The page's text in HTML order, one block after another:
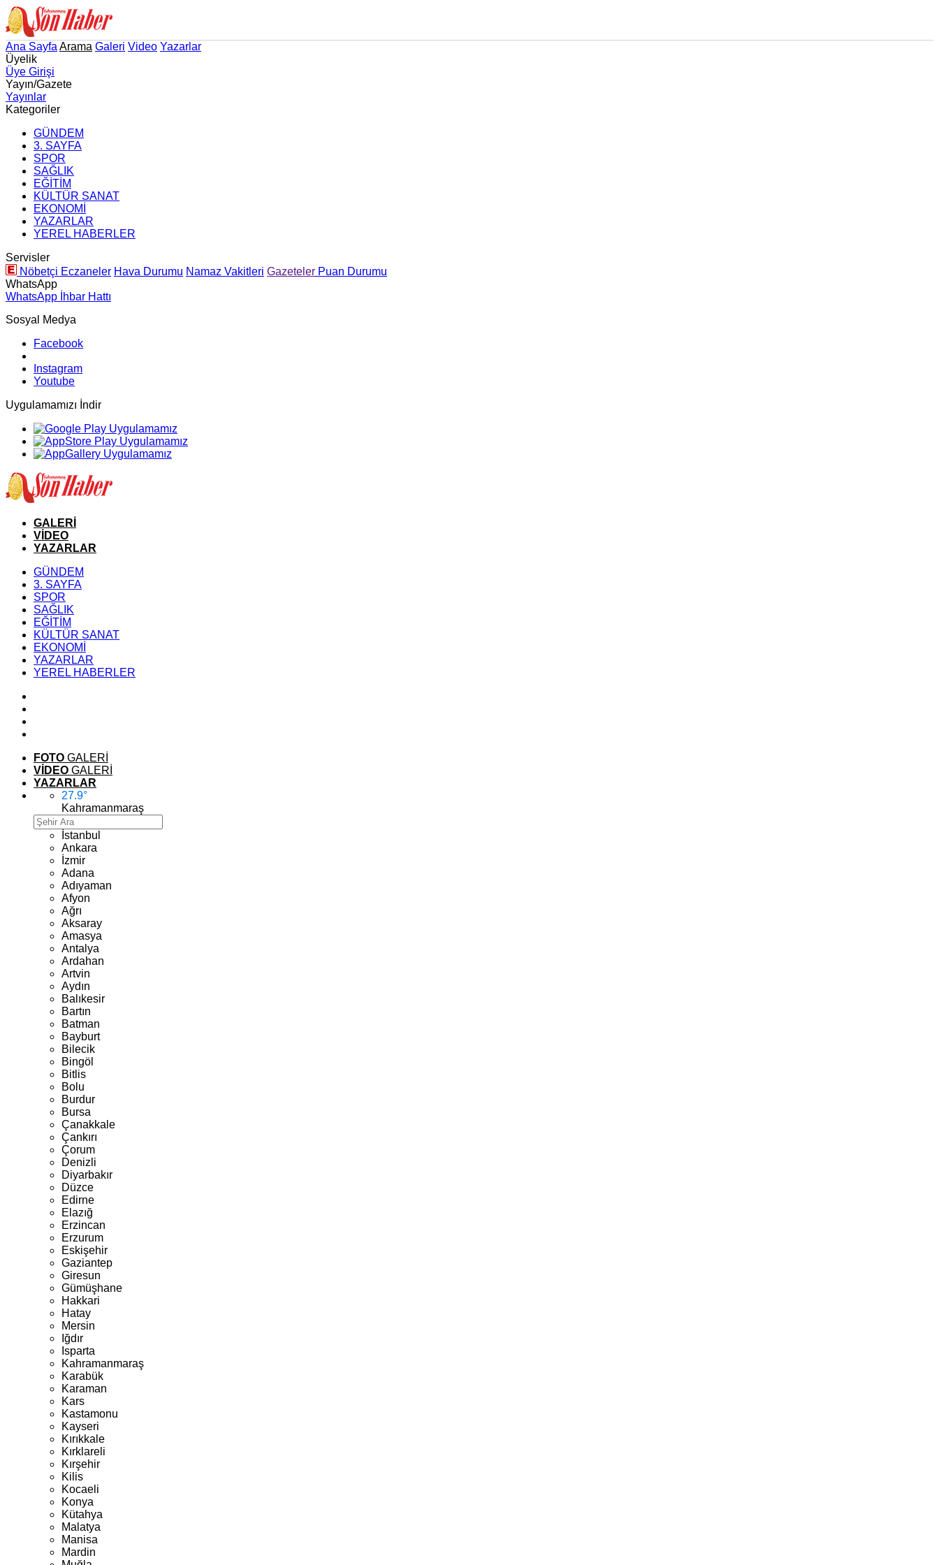
Ana Sayfa Arama Galeri Video Yazarlar
Üyelik
Üye Girişi
Yayın/Gazete
Yayınlar
Kategoriler
GÜNDEM
3. SAYFA
SPOR
SAĞLIK
EĞİTİM
KÜLTÜR SANAT
EKONOMİ
YAZARLAR
YEREL HABERLER
Servisler
Nöbetçi Eczaneler Hava Durumu Namaz Vakitleri Gazeteler Puan Durumu
WhatsApp
WhatsApp İhbar Hattı
Sosyal Medya
Facebook
Instagram
Youtube
Uygulamamızı İndir
GALERİ
VİDEO
YAZARLAR
GÜNDEM
3. SAYFA
SPOR
SAĞLIK
EĞİTİM
KÜLTÜR SANAT
EKONOMİ
YAZARLAR
YEREL HABERLER
FOTO GALERİ
VİDEO GALERİ
YAZARLAR
27.9°
Kahramanmaraş
İstanbul
Ankara
İzmir
Adana
Adıyaman
Afyon
Ağrı
Aksaray
Amasya
Antalya
Ardahan
Artvin
Aydın
Balıkesir
Bartın
Batman
Bayburt
Bilecik
Bingöl
Bitlis
Bolu
Burdur
Bursa
Çanakkale
Çankırı
Çorum
Denizli
Diyarbakır
Düzce
Edirne
Elazığ
Erzincan
Erzurum
Eskişehir
Gaziantep
Giresun
Gümüşhane
Hakkari
Hatay
Mersin
Iğdır
Isparta
Kahramanmaraş
Karabük
Karaman
Kars
Kastamonu
Kayseri
Kırıkkale
Kırklareli
Kırşehir
Kilis
Kocaeli
Konya
Kütahya
Malatya
Manisa
Mardin